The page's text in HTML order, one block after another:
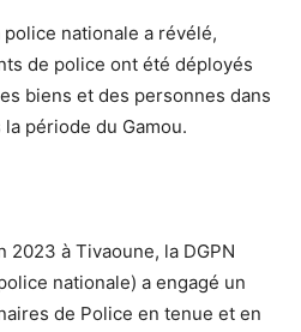
nationale a révélé,
de police ont été déployés
biens et des personnes dans
période du Gamou.
2023 à Tivaoune, la DGPN
nationale) a engagé un
de Police en tenue et en